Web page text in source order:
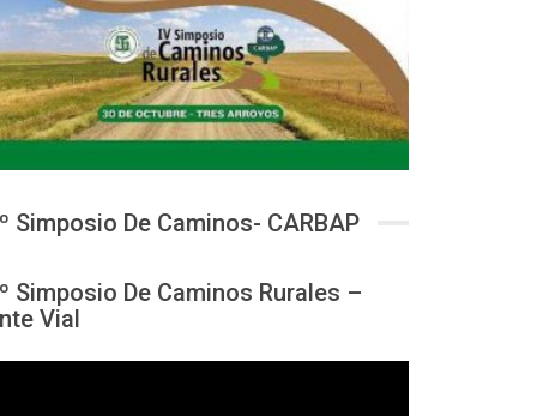
Simposio De Caminos- CARBAP
Simposio De Caminos Rurales –
Vial